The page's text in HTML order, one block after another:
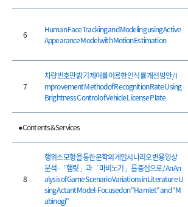
6
Human Face Tracking and Modeling using Active
Appearance Model with Motion Estimation
7
차량 번호판 밝기 제어를 이용한 인식률 개선 방안 / I
mprovement Method of Recognition Rate Using
Brightness Control of Vehicle License Plate
● Contents & Services
8
행위소 모형을 통한 문학의 게임시나리오 변용 양상
분석 - 「햄릿」과 「마비노기」를 중심으로 / An An
alysis of Game Scenario Variations in Literature U
sing Actant Model- Focused on "Hamlet" and "M
abinogi"